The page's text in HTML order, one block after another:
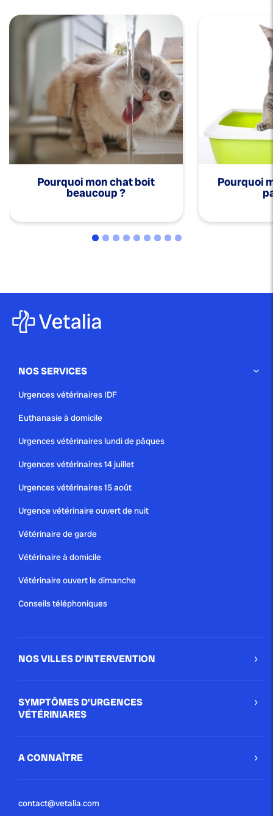
Pourquoi mon chat boit
beaucoup ?
Pourquoi
NOS SERVICES
Urgences vétérinaires IDF
Euthanasie à domicile
Urgences vétérinaires lundi de pâques
Urgences vétérinaires 14 juillet
Urgences vétérinaires 15 août
Urgence vétérinaire ouvert de nuit
Vétérinaire de garde
Vétérinaire à domicile
Vétérinaire ouvert le dimanche
Conseils téléphoniques
NOS VILLES D'INTERVENTION
SYMPTÔMES D'URGENCES
VÉTÉRINIARES
A CONNAÎTRE
contact@vetalia.com